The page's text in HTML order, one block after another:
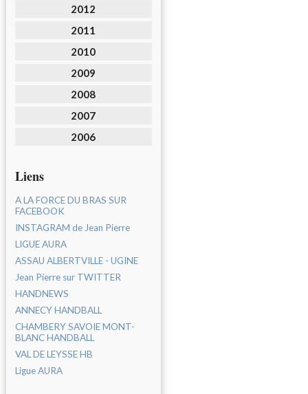
2012
2011
2010
2009
2008
2007
2006
Liens
A LA FORCE DU BRAS SUR
FACEBOOK
INSTAGRAM de Jean Pierre
LIGUE AURA
ASSAU ALBERTVILLE - UGINE
Jean Pierre sur TWITTER
HANDNEWS
ANNECY HANDBALL
CHAMBERY SAVOIE MONT-
BLANC HANDBALL
VAL DE LEYSSE HB
Ligue AURA